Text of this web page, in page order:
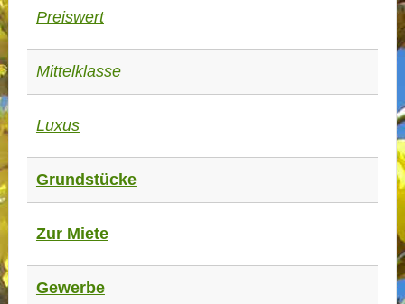
Preiswert
Mittelklasse
Luxus
Grundstücke
Zur Miete
Gewerbe